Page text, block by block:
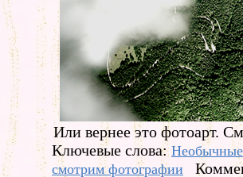
Или вернее это фотоарт.
Ключевые слова:
смотрим фотографии